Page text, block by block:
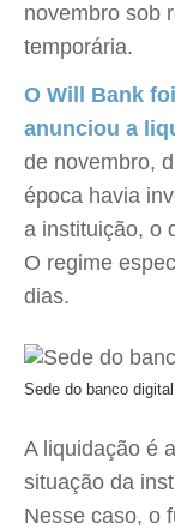
novembro sob
temporária.
O Will Bank
anunciou a
de novembro,
época havia
a instituição, o
O regime
dias.
Sede do banco
A liquidação é
situação da
Nesse caso, o